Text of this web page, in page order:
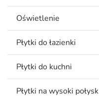
Oświetlenie
Płytki do łazienki
Płytki do kuchni
Płytki na wysoki połysk